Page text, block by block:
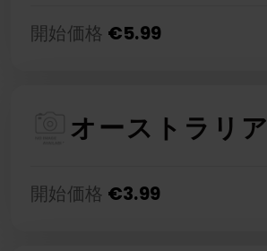
開始価格 €5.99
オーストラリア
開始価格 €3.99